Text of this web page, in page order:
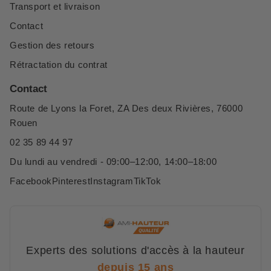
Transport et livraison
Contact
Gestion des retours
Rétractation du contrat
Contact
Route de Lyons la Foret, ZA Des deux Rivières, 76000
Rouen
02 35 89 44 97
Du lundi au vendredi - 09:00–12:00, 14:00–18:00
FacebookPinterestInstagramTikTok
Experts des solutions d'accès à la hauteur
depuis 15 ans